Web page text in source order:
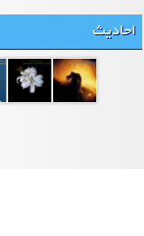
احادیث